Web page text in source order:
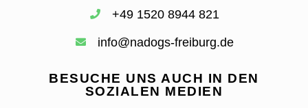
+49 1520 8944 821
info@nadogs-freiburg.de
BESUCHE UNS AUCH IN DEN
SOZIALEN MEDIEN